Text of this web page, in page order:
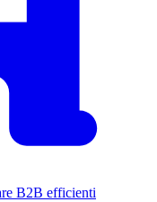
B2B efficienti